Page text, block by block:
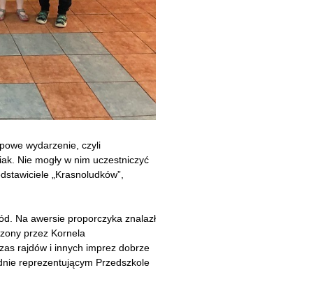
wydarzenie, czyli
Nie mogły w nim uczestniczyć
„Krasnoludków”,
Na awersie proporczyka znalazł
przez Kornela
rajdów i innych imprez dobrze
reprezentującym Przedszkole